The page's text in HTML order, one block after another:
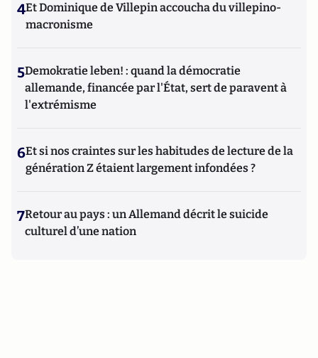
4Et Dominique de Villepin accoucha du villepino-
macronisme
5Demokratie leben! : quand la démocratie
allemande, financée par l'État, sert de paravent à
l'extrémisme
6Et si nos craintes sur les habitudes de lecture de la
génération Z étaient largement infondées ?
7Retour au pays : un Allemand décrit le suicide
culturel d’une nation